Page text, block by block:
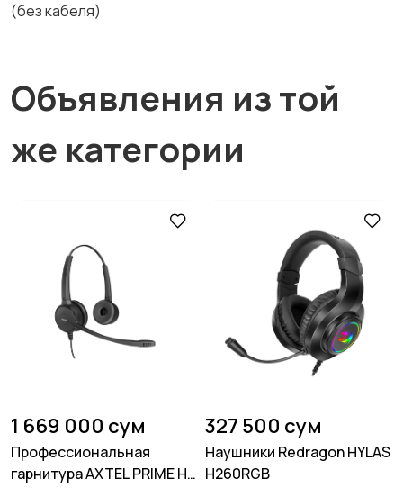
(без кабеля)
Объявления из той
же категории
1 669 000 сум
Профессиональная
гарнитура AXTEL PRIME HD
327 500 сум
Наушники Redragon HYLAS
H260RGB